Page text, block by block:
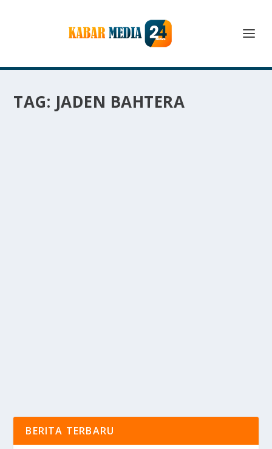
TAG: JADEN BAHTERA
BERITA TERBARU